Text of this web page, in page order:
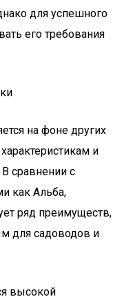
для успешного
его требования
на фоне других
и
сравнении с
как Альба,
ряд преимуществ,
для садоводов и
высокой